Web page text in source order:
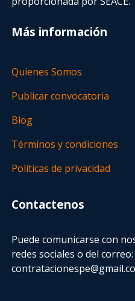
Más información
Quienes Somos
Publicar convocatoria
Blog
Términos y condiciones
Políticas de privacidad
Contactenos
Puede comunicarse con
redes sociales o del correo: